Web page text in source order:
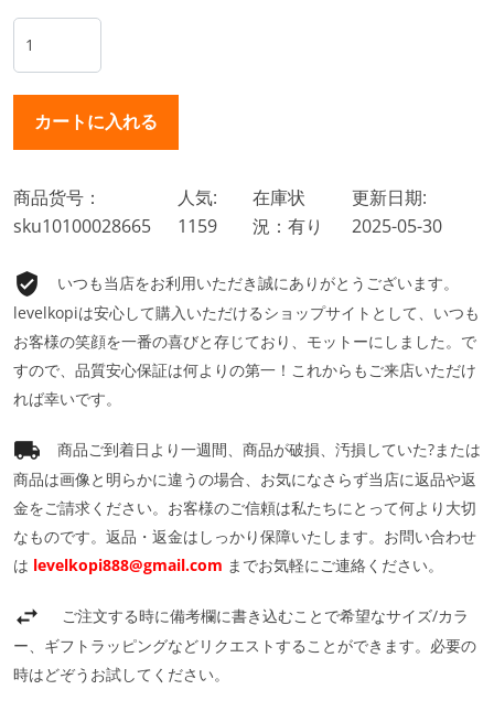
商品货号：
sku10100028665
人気:
1159
在庫状
況：有り
更新日期:
2025-05-30
いつも当店をお利用いただき誠にありがとうございます。
levelkopiは安心して購入いただけるショップサイトとして、いつも
お客様の笑顔を一番の喜びと存じており、モットーにしました。で
すので、品質安心保証は何よりの第一！これからもご来店いただけ
れば幸いです。
商品ご到着日より一週間、商品が破損、汚損していた?または
商品は画像と明らかに違うの場合、お気になさらず当店に返品や返
金をご請求ください。お客様のご信頼は私たちにとって何より大切
なものです。返品・返金はしっかり保障いたします。お問い合わせ
は levelkopi888@gmail.com までお気軽にご連絡ください。
ご注文する時に備考欄に書き込むことで希望なサイズ/カラ
ー、ギフトラッピングなどリクエストすることができます。必要の
時はどぞうお試してください。